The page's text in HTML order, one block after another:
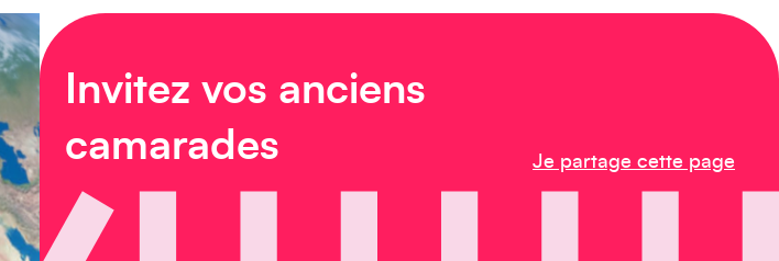
Invitez vos anciens
camarades
Je partage cette page